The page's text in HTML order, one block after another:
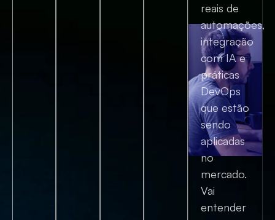
reais de
automações,
integração
com IA e
práticas
DevOps
que estão
sendo
aplicadas
no
mercado.
Vai
entender